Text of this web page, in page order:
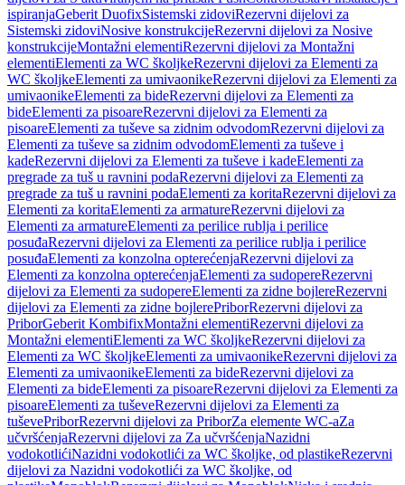
ispiranjaGeberit DuofixSistemski zidoviRezervni dijelovi za
Sistemski zidoviNosive konstrukcijeRezervni dijelovi za Nosive
konstrukcijeMontažni elementiRezervni dijelovi za Montažni
elementiElementi za WC školjkeRezervni dijelovi za Elementi za
WC školjkeElementi za umivaonikeRezervni dijelovi za Elementi za
umivaonikeElementi za bideRezervni dijelovi za Elementi za
bideElementi za pisoareRezervni dijelovi za Elementi za
pisoareElementi za tuševe sa zidnim odvodomRezervni dijelovi za
Elementi za tuševe sa zidnim odvodomElementi za tuševe i
kadeRezervni dijelovi za Elementi za tuševe i kadeElementi za
pregrade za tuš u ravnini podaRezervni dijelovi za Elementi za
pregrade za tuš u ravnini podaElementi za koritaRezervni dijelovi za
Elementi za koritaElementi za armatureRezervni dijelovi za
Elementi za armatureElementi za perilice rublja i perilice
posuđaRezervni dijelovi za Elementi za perilice rublja i perilice
posuđaElementi za konzolna opterećenjaRezervni dijelovi za
Elementi za konzolna opterećenjaElementi za sudopereRezervni
dijelovi za Elementi za sudopereElementi za zidne bojlereRezervni
dijelovi za Elementi za zidne bojlerePriborRezervni dijelovi za
PriborGeberit KombifixMontažni elementiRezervni dijelovi za
Montažni elementiElementi za WC školjkeRezervni dijelovi za
Elementi za WC školjkeElementi za umivaonikeRezervni dijelovi za
Elementi za umivaonikeElementi za bideRezervni dijelovi za
Elementi za bideElementi za pisoareRezervni dijelovi za Elementi za
pisoareElementi za tuševeRezervni dijelovi za Elementi za
tuševePriborRezervni dijelovi za PriborZa elemente WC-aZa
učvršćenjaRezervni dijelovi za Za učvršćenjaNazidni
vodokotlićiNazidni vodokotlići za WC školjke, od plastikeRezervni
dijelovi za Nazidni vodokotlići za WC školjke, od